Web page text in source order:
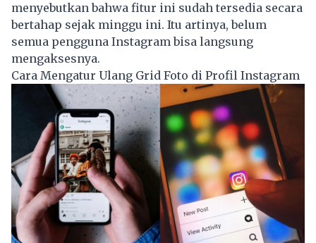
menyebutkan bahwa fitur ini sudah tersedia secara
bertahap sejak minggu ini. Itu artinya, belum
semua pengguna Instagram bisa langsung
mengaksesnya.
Cara Mengatur Ulang Grid Foto di Profil Instagram